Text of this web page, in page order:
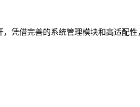
凭借完善的系统管理模块和高适配